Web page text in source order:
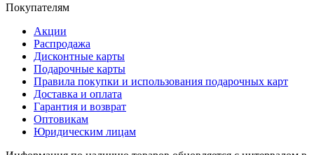
Покупателям
Акции
Распродажа
Дисконтные карты
Подарочные карты
Правила покупки и использования подарочных карт
Доставка и оплата
Гарантия и возврат
Оптовикам
Юридическим лицам